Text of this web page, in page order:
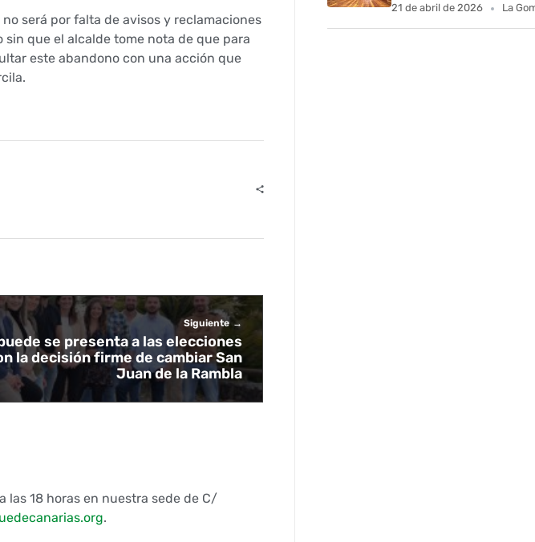
será por falta de avisos y reclamaciones
que el alcalde tome nota de que para
este abandono con una acción que
Siguiente
se presenta a las elecciones
la decisión firme de cambiar San
Juan de la Rambla
las 18 horas en nuestra sede de C/
.
21 de abril de 2026 La